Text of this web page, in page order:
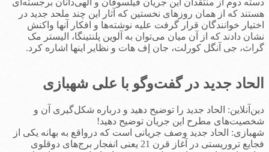
دسته دوم از منتقدان این جریان فیلسوفان و الهی‌دانان برجسته‌ای
هستند که از همان روزهای نخستین که آثار این چند ملحد جدید در
اختیار خوانندگان قرار گرفت علیه نوشته‌ها و افکار آنها واکنش
نشان دادند که از آن میان می‌توان به آلوین پلنتینگا، الیستر مک
گراث، جی آنگل کورلت، جان إف هات و نظایر اینها اشاره کرد.
الحاد جدید در گفت‌وگو با علی شهبازی
دین‌آنلاین: الحاد جدید را توضیح دهید و درباره شکل‌گیری آن و
شخصیت‌های مطرح این جریان توضیح دهید!
شهبازی: الحاد جدید وصف جریانی است که درواقع به بهانه یکی از
فجایع تروریستی در آغاز قرن 21 یعنی انفجار برج‌های دوقلوی